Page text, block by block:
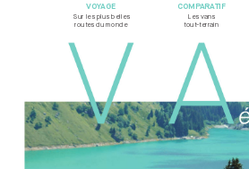
VOYAGE
Sur les plus belles
routes du monde
COMPARATIF
Les vans
tout-terrain